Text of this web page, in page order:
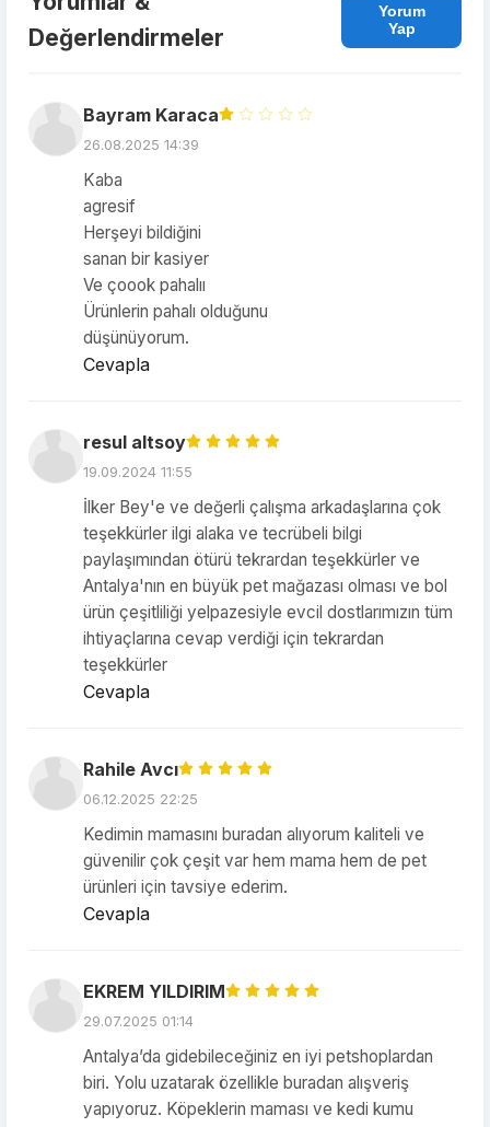
Değerlendirmeler
Yorum
Yap
Bayram Karaca
26.08.2025 14:39
Kaba
agresif
Herşeyi bildiğini
sanan bir kasiyer
Ve çoook pahalıı
Ürünlerin pahalı olduğunu
düşünüyorum.
Cevapla
resul altsoy
19.09.2024 11:55
İlker Bey'e ve değerli çalışma arkadaşlarına çok
teşekkürler ilgi alaka ve tecrübeli bilgi
paylaşımından ötürü tekrardan teşekkürler ve
Antalya'nın en büyük pet mağazası olması ve bol
ürün çeşitliliği yelpazesiyle evcil dostlarımızın tüm
ihtiyaçlarına cevap verdiği için tekrardan
teşekkürler
Cevapla
Rahile Avcı
06.12.2025 22:25
Kedimin mamasını buradan alıyorum kaliteli ve
güvenilir çok çeşit var hem mama hem de pet
ürünleri için tavsiye ederim.
Cevapla
EKREM YILDIRIM
29.07.2025 01:14
Antalya’da gidebileceğiniz en iyi petshoplardan
biri. Yolu uzatarak özellikle buradan alışveriş
yapıyoruz. Köpeklerin maması ve kedi kumu